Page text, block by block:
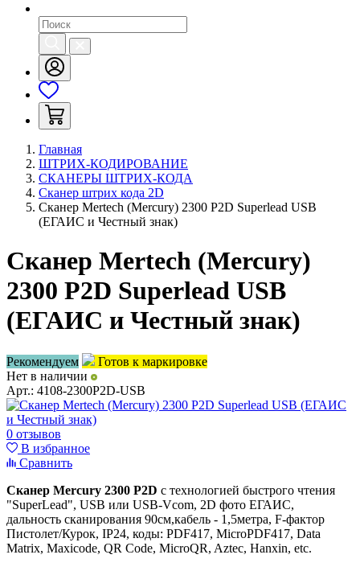
Главная
ШТРИХ-КОДИРОВАНИЕ
СКАНЕРЫ ШТРИХ-КОДА
Сканер штрих кода 2D
Сканер Mertech (Mercury) 2300 P2D Superlead USB
(ЕГАИС и Честный знак)
Сканер Mertech (Mercury)
2300 P2D Superlead USB
(ЕГАИС и Честный знак)
Рекомендуем
Готов к маркировке
Нет в наличии
Арт.: 4108-2300P2D-USB
0 отзывов
В избранное
Сравнить
Сканер Mercury 2300 P2D с технологией быстрого чтения
"SuperLead", USB или USB-Vcom, 2D фото ЕГАИС,
дальность сканирования 90см,кабель - 1,5метра, F-фактор
Пистолет/Курок, IP24, коды: PDF417, MicroPDF417, Data
Matrix, Maxicode, QR Code, MicroQR, Aztec, Hanxin, etc.